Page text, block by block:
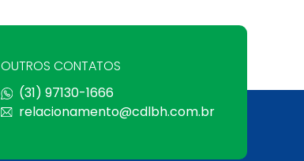
OUTROS CONTATOS
(31) 97130-1666
relacionamento@cdlbh.com.br